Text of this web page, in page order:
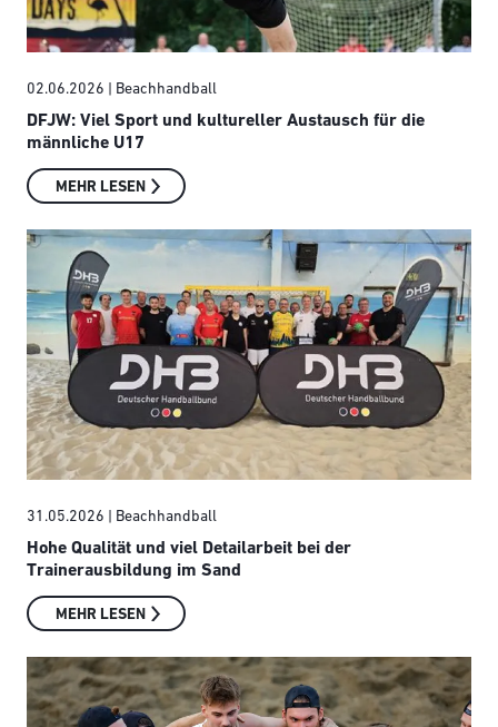
02.06.2026 | Beachhandball
DFJW: Viel Sport und kultureller Austausch für die
männliche U17
MEHR LESEN
31.05.2026 | Beachhandball
Hohe Qualität und viel Detailarbeit bei der
Trainerausbildung im Sand
MEHR LESEN